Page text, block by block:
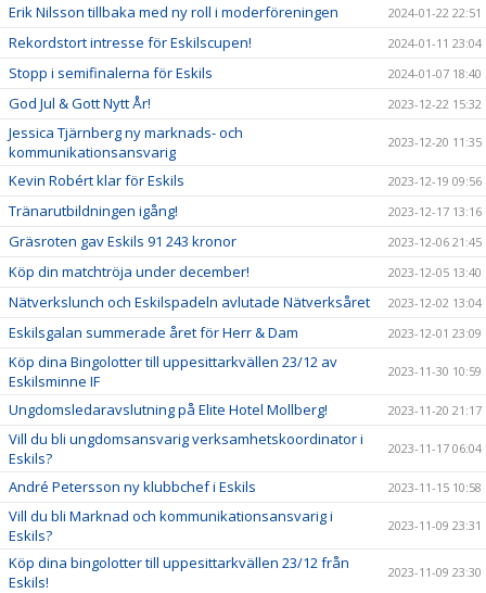
Erik Nilsson tillbaka med ny roll i moderföreningen 2024-01-22 22:51
Rekordstort intresse för Eskilscupen! 2024-01-11 23:04
Stopp i semifinalerna för Eskils 2024-01-07 18:40
God Jul & Gott Nytt År! 2023-12-22 15:32
Jessica Tjärnberg ny marknads- och
kommunikationsansvarig
2023-12-20 11:35
Kevin Robért klar för Eskils 2023-12-19 09:56
Tränarutbildningen igång! 2023-12-17 13:16
Gräsroten gav Eskils 91 243 kronor 2023-12-06 21:45
Köp din matchtröja under december! 2023-12-05 13:40
Nätverkslunch och Eskilspadeln avlutade Nätverksåret 2023-12-02 13:04
Eskilsgalan summerade året för Herr & Dam 2023-12-01 23:09
Köp dina Bingolotter till uppesittarkvällen 23/12 av
Eskilsminne IF
2023-11-30 10:59
Ungdomsledaravslutning på Elite Hotel Mollberg! 2023-11-20 21:17
Vill du bli ungdomsansvarig verksamhetskoordinator i
Eskils?
2023-11-17 06:04
André Petersson ny klubbchef i Eskils 2023-11-15 10:58
Vill du bli Marknad och kommunikationsansvarig i
Eskils?
2023-11-09 23:31
Köp dina bingolotter till uppesittarkvällen 23/12 från
Eskils!
2023-11-09 23:30